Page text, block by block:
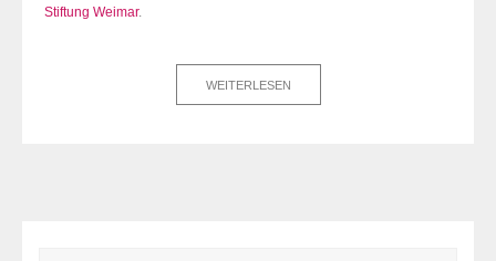
Stiftung Weimar.
WEITERLESEN